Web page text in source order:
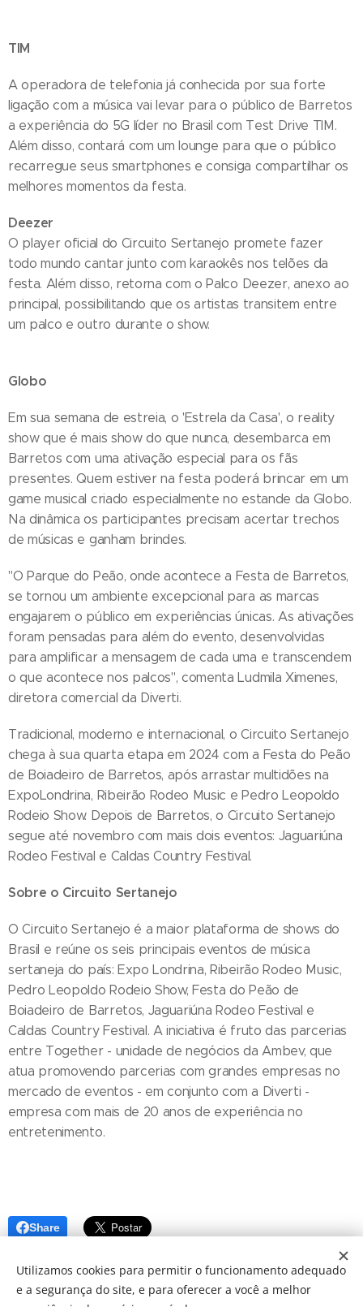
TIM
A operadora de telefonia já conhecida por sua forte
ligação com a música vai levar para o público de Barretos
a experiência do 5G líder no Brasil com Test Drive TIM.
Além disso, contará com um lounge para que o público
recarregue seus smartphones e consiga compartilhar os
melhores momentos da festa.
Deezer
O player oficial do Circuito Sertanejo promete fazer
todo mundo cantar junto com karaokês nos telões da
festa. Além disso, retorna com o Palco Deezer, anexo ao
principal, possibilitando que os artistas transitem entre
um palco e outro durante o show.
Globo
Em sua semana de estreia, o 'Estrela da Casa', o reality
show que é mais show do que nunca, desembarca em
Barretos com uma ativação especial para os fãs
presentes. Quem estiver na festa poderá brincar em um
game musical criado especialmente no estande da Globo.
Na dinâmica os participantes precisam acertar trechos
de músicas e ganham brindes.
"O Parque do Peão, onde acontece a Festa de Barretos,
se tornou um ambiente excepcional para as marcas
engajarem o público em experiências únicas. As ativações
foram pensadas para além do evento, desenvolvidas
para amplificar a mensagem de cada uma e transcendem
o que acontece nos palcos", comenta Ludmila Ximenes,
diretora comercial da Diverti.
Tradicional, moderno e internacional, o Circuito Sertanejo
chega à sua quarta etapa em 2024 com a Festa do Peão
de Boiadeiro de Barretos, após arrastar multidões na
ExpoLondrina, Ribeirão Rodeo Music e Pedro Leopoldo
Rodeio Show. Depois de Barretos, o Circuito Sertanejo
segue até novembro com mais dois eventos: Jaguariúna
Rodeo Festival e Caldas Country Festival.
Sobre o Circuito Sertanejo
O Circuito Sertanejo é a maior plataforma de shows do
Brasil e reúne os seis principais eventos de música
sertaneja do país: Expo Londrina, Ribeirão Rodeo Music,
Pedro Leopoldo Rodeio Show, Festa do Peão de
Boiadeiro de Barretos, Jaguariúna Rodeo Festival e
Caldas Country Festival. A iniciativa é fruto das parcerias
entre Together - unidade de negócios da Ambev, que
atua promovendo parcerias com grandes empresas no
mercado de eventos - em conjunto com a Diverti -
empresa com mais de 20 anos de experiência no
entretenimento.
Share
Utilizamos cookies para permitir o funcionamento adequado
e a segurança do site, e para oferecer a você a melhor